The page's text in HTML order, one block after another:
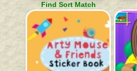
Find Sort Match